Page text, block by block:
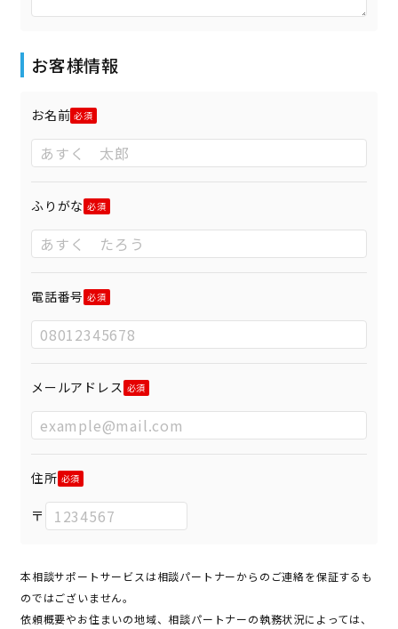
お客様情報
お名前
ふりがな
電話番号
メールアドレス
住所
〒
本相談サポートサービスは相談パートナーからのご連絡を保証するも
のではございません。
依頼概要やお住まいの地域、相談パートナーの執務状況によっては、